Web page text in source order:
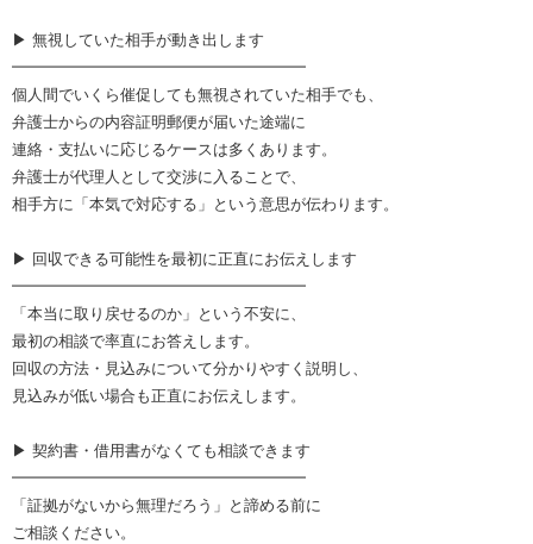
▶︎ 無視していた相手が動き出します
━━━━━━━━━━━━━━━━━━━
個人間でいくら催促しても無視されていた相手でも、
弁護士からの内容証明郵便が届いた途端に
連絡・支払いに応じるケースは多くあります。
弁護士が代理人として交渉に入ることで、
相手方に「本気で対応する」という意思が伝わります。
▶︎ 回収できる可能性を最初に正直にお伝えします
━━━━━━━━━━━━━━━━━━━
「本当に取り戻せるのか」という不安に、
最初の相談で率直にお答えします。
回収の方法・見込みについて分かりやすく説明し、
見込みが低い場合も正直にお伝えします。
▶︎ 契約書・借用書がなくても相談できます
━━━━━━━━━━━━━━━━━━━
「証拠がないから無理だろう」と諦める前に
ご相談ください。